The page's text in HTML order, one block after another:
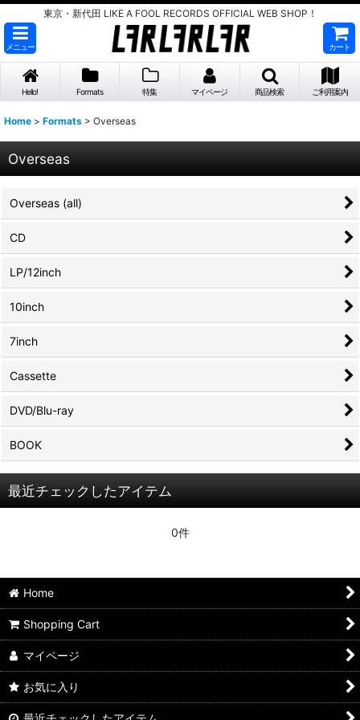
東京・新代田 LIKE A FOOL RECORDS OFFICIAL WEB SHOP！
メニュー カート
Hello! Formats 特集 マイページ 商品検索 ご利用案内
Home > Formats > Overseas
Overseas
Overseas (all)
CD
LP/12inch
10inch
7inch
Cassette
DVD/Blu-ray
BOOK
最近チェックしたアイテム
0件
Home
Shopping Cart
マイページ
お気に入り